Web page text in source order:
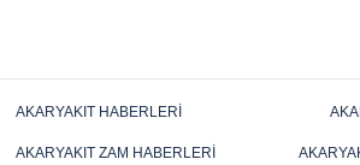
AKARYAKIT HABERLERI
AKARYAKIT ZAM HABERLERI